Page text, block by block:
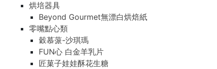
烘培器具
Beyond Gourmet無漂白烘焙紙
零嘴點心類
穀慕蒎-沙琪瑪
FUN心 白金羊乳片
匠菓子娃娃酥花生糖